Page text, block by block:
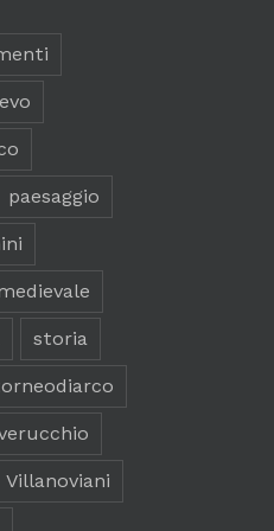
paesaggio
storia
Villanoviani